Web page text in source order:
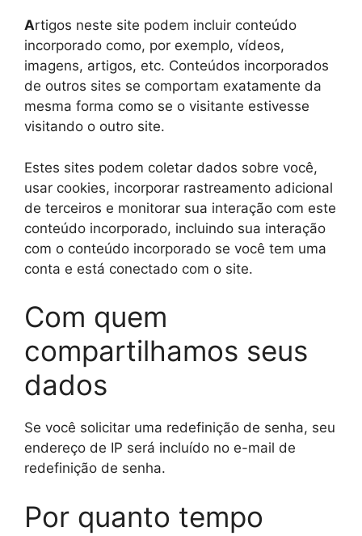
Artigos neste site podem incluir conteúdo
incorporado como, por exemplo, vídeos,
imagens, artigos, etc. Conteúdos incorporados
de outros sites se comportam exatamente da
mesma forma como se o visitante estivesse
visitando o outro site.
Estes sites podem coletar dados sobre você,
usar cookies, incorporar rastreamento adicional
de terceiros e monitorar sua interação com este
conteúdo incorporado, incluindo sua interação
com o conteúdo incorporado se você tem uma
conta e está conectado com o site.
Com quem
compartilhamos seus
dados
Se você solicitar uma redefinição de senha, seu
endereço de IP será incluído no e-mail de
redefinição de senha.
Por quanto tempo